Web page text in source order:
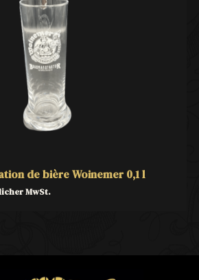
de bière Woinemer 0,1 l
MwSt.